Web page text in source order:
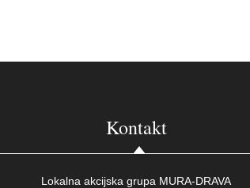
Kontakt
Lokalna akcijska grupa MURA-DRAVA